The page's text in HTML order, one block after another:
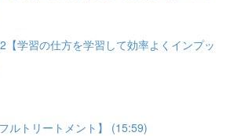
【学習の仕方を学習して効率よくインプッ
ルトリートメント】 (15:59)